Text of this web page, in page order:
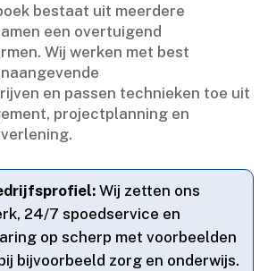
bestaat uit meerdere
een overtuigend
Wij werken met best
en passen technieken toe uit
projectplanning en
Wij zetten ons
24/7 spoedservice en
op scherp met voorbeelden
bijvoorbeeld zorg en onderwijs.​